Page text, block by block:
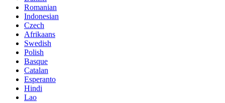
Romanian
Indonesian
Czech
Afrikaans
Swedish
Polish
Basque
Catalan
Esperanto
Hindi
Lao